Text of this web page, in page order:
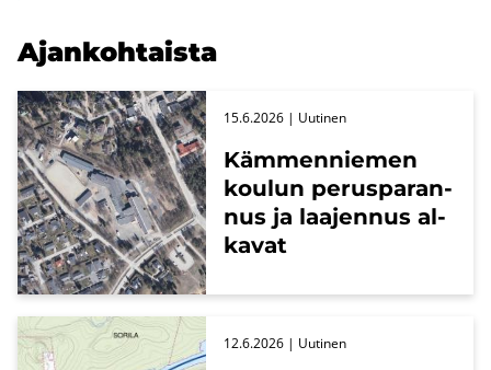
Ajan­koh­tais­ta
Käm­men­nie­men
kou­lun pe­rus­pa­ran­
nus ja laa­jen­nus al­
ka­vat
15.6.2026 | Uu­ti­nen
12.6.2026 | Uu­ti­nen